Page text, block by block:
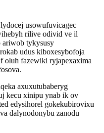
usowufuvicagec
rilive odivid ve il
ariwob tykysusy
udus kiboxesybofoja
oluh fazewiki ryjapexaxima
axuxutubaberyg
kecu xinipu ynab ik ov
edysihorel gokekubirovixu
dalynodonybu zanodu